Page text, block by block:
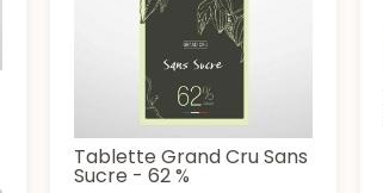
Tablette Grand Cru Sans
Sucre - 62 %